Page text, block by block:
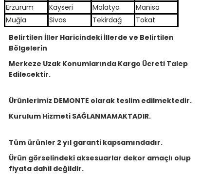
Erzurum
Kayseri Malatya
Manisa
Muğla
Sivas Tekirdağ
Tokat
Belirtilen İller Haricindeki İllerde ve Belirtilen
Bölgelerin
Merkeze Uzak Konumlarında Kargo Ücreti Talep
Edilecektir.
Ürünlerimiz DEMONTE olarak teslim edilmektedir.
Kurulum Hizmeti SAĞLANMAMAKTADIR.
Tüm ürünler 2 yıl garanti kapsamındadır.
Ürün görselindeki aksesuarlar dekor amaçlı olup
fiyata dahil değildir.